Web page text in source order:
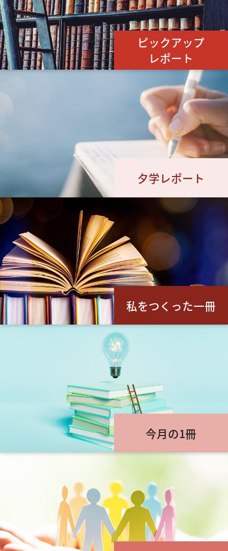
ピックアップ
レポート
夕学レポート
私をつくった一冊
今月の1冊